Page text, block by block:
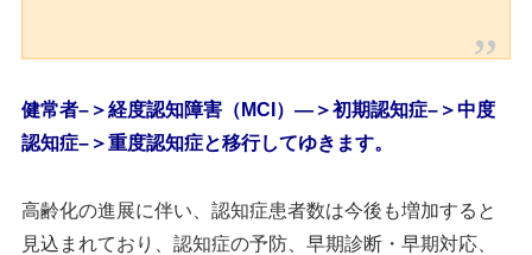
健常者–＞経度認知障害（MCI）—＞初期認知症–＞中度
認知症–＞重度認知症と移行してゆきます。
高齢化の進展に伴い、認知症患者数は今後も増加すると
見込まれており、認知症の予防、早期診断・早期対応、